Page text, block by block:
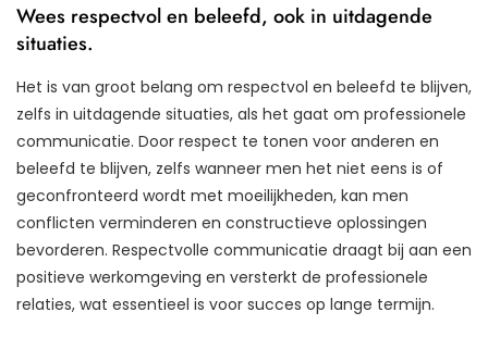
Wees respectvol en beleefd, ook in uitdagende
situaties.
Het is van groot belang om respectvol en beleefd te blijven,
zelfs in uitdagende situaties, als het gaat om professionele
communicatie. Door respect te tonen voor anderen en
beleefd te blijven, zelfs wanneer men het niet eens is of
geconfronteerd wordt met moeilijkheden, kan men
conflicten verminderen en constructieve oplossingen
bevorderen. Respectvolle communicatie draagt bij aan een
positieve werkomgeving en versterkt de professionele
relaties, wat essentieel is voor succes op lange termijn.